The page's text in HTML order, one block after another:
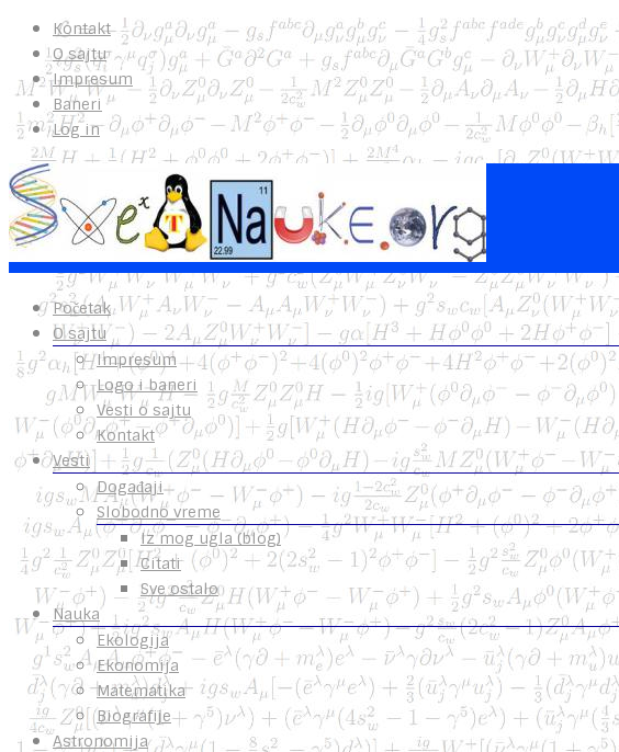
Kontakt
O sajtu
Impresum
Baneri
Log in
Početak
O sajtu
Impresum
Logo i baneri
Vesti o sajtu
Kontakt
Vesti
Događaji
Slobodno vreme
Iz mog ugla (blog)
Citati
Sve ostalo
Nauka
Ekologija
Ekonomija
Matematika
Biografije
Astronomija